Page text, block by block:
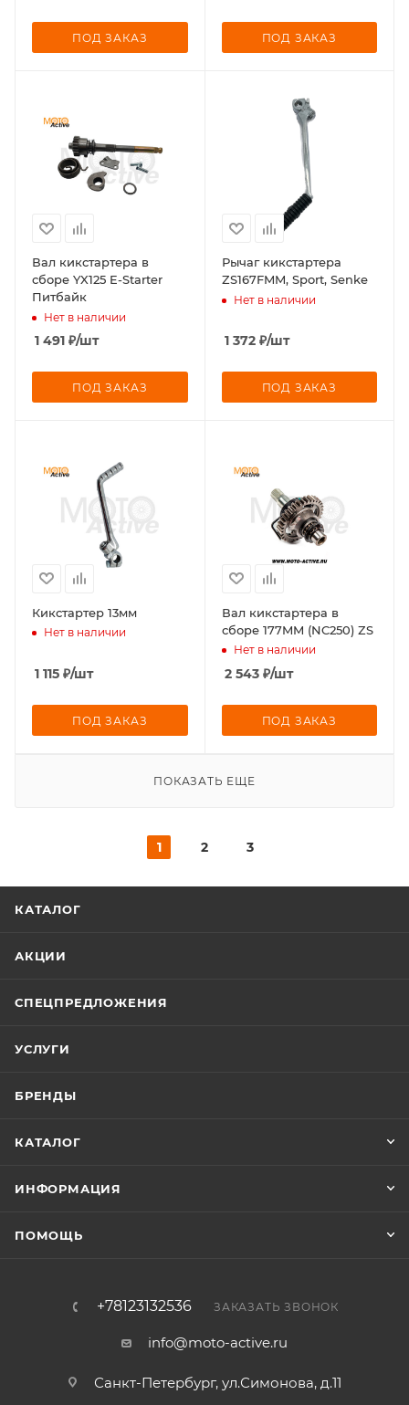
ПОД ЗАКАЗ ПОД ЗАКАЗ
Вал кикстартера в
сборе YX125 E-Starter
Питбайк
Нет в наличии
1 491 ₽/шт
ПОД ЗАКАЗ
Рычаг кикстартера
ZS167FMM, Sport, Senke
Нет в наличии
1 372₽/шт
ПОД ЗАКАЗ
Кикстартер 13мм
Нет в наличии
1 115 ₽/шт
ПОД ЗАКАЗ
Вал кикстартера в
сборе 177MM (NC250) ZS
Нет в наличии
2 543₽/шт
ПОД ЗАКАЗ
ПОКАЗАТЬ ЕЩЕ
1 2 3
КАТАЛОГ
АКЦИИ
СПЕЦПРЕДЛОЖЕНИЯ
УСЛУГИ
БРЕНДЫ
КАТАЛОГ
ИНФОРМАЦИЯ
ПОМОЩЬ
+78123132536 ЗАКАЗАТЬ ЗВОНОК
info@moto-active.ru
Санкт-Петербург, ул.Симонова, д.11